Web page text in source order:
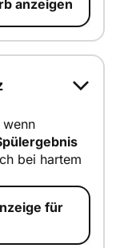
anzeigen
bei hartem
für